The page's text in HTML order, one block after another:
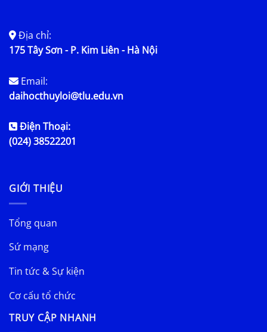
Địa chỉ:
175 Tây Sơn - P. Kim Liên - Hà Nội
Email:
daihocthuyloi@tlu.edu.vn
Điện Thoại:
(024) 38522201
GIỚI THIỆU
Tổng quan
Sứ mạng
Tin tức & Sự kiện
Cơ cấu tổ chức
TRUY CẬP NHANH